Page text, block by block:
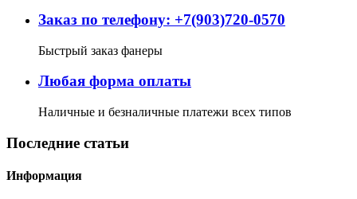
Заказ по телефону: +7(903)720-0570
Быстрый заказ фанеры
Любая форма оплаты
Наличные и безналичные платежи всех типов
Последние статьи
Информация